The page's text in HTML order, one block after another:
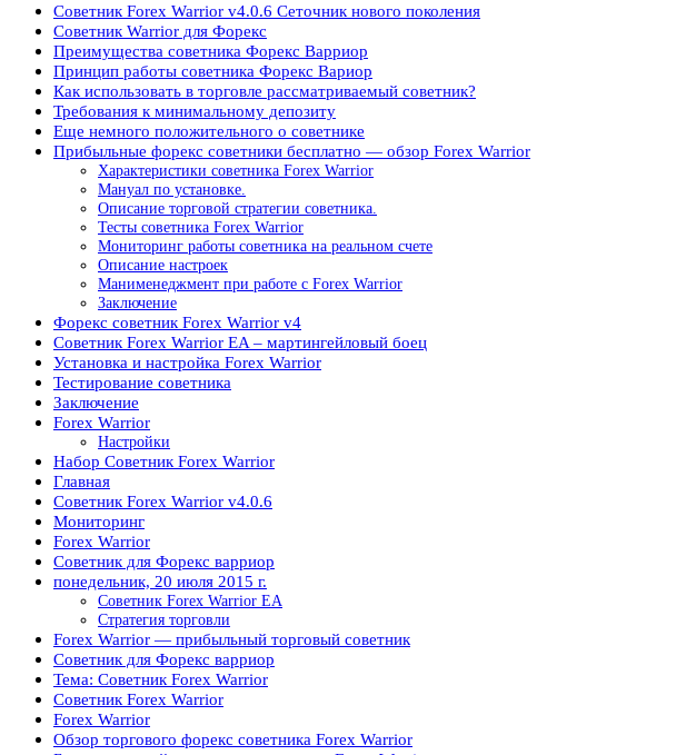
Советник Forex Warrior v4.0.6 Сеточник нового поколения
Советник Warrior для Форекс
Преимущества советника Форекс Варриор
Принцип работы советника Форекс Вариор
Как использовать в торговле рассматриваемый советник?
Требования к минимальному депозиту
Еще немного положительного о советнике
Прибыльные форекс советники бесплатно — обзор Forex Warrior
Характеристики советника Forex Warrior
Мануал по установке.
Описание торговой стратегии советника.
Тесты советника Forex Warrior
Мониторинг работы советника на реальном счете
Описание настроек
Манименеджмент при работе с Forex Warrior
Заключение
Форекс советник Forex Warrior v4
Советник Forex Warrior EA – мартингейловый боец
Установка и настройка Forex Warrior
Тестирование советника
Заключение
Forex Warrior
Настройки
Набор Советник Forex Warrior
Главная
Советник Forex Warrior v4.0.6
Мониторинг
Forex Warrior
Советник для Форекс варриор
понедельник, 20 июля 2015 г.
Советник Forex Warrior EA
Стратегия торговли
Forex Warrior — прибыльный торговый советник
Советник для Форекс варриор
Тема: Советник Forex Warrior
Советник Forex Warrior
Forex Warrior
Обзор торгового форекс советника Forex Warrior